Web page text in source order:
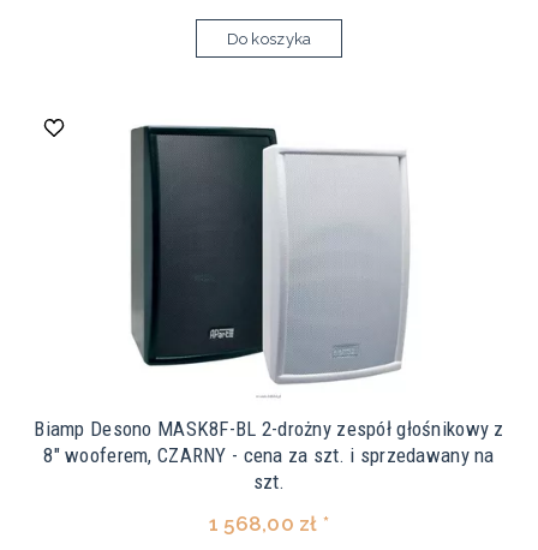
Do koszyka
Biamp Desono MASK8F-BL 2-drożny zespół głośnikowy z
8" wooferem, CZARNY - cena za szt. i sprzedawany na
szt.
1 568,00 zł *